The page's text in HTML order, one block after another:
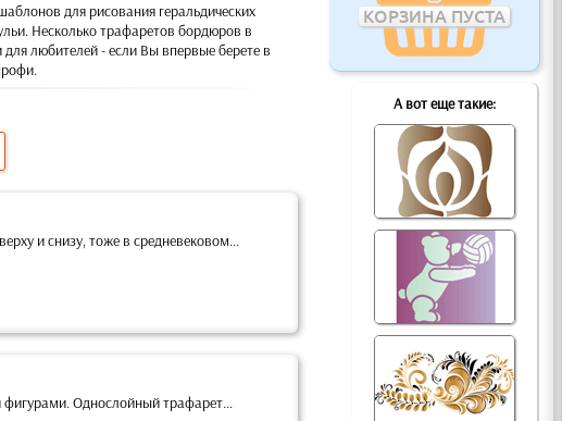
КОРЗИНА ПУСТА
А вот еще такие:
для рисования геральдических
Несколько трафаретов бордюров в
любителей - если Вы впервые берете в
и снизу, тоже в средневековом...
фигурами. Однослойный трафарет...